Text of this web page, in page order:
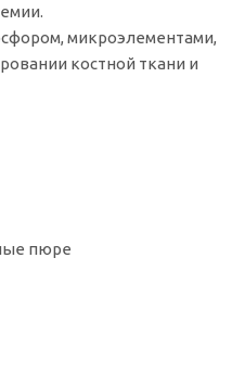
микроэлементами,
костной ткани и
пюре